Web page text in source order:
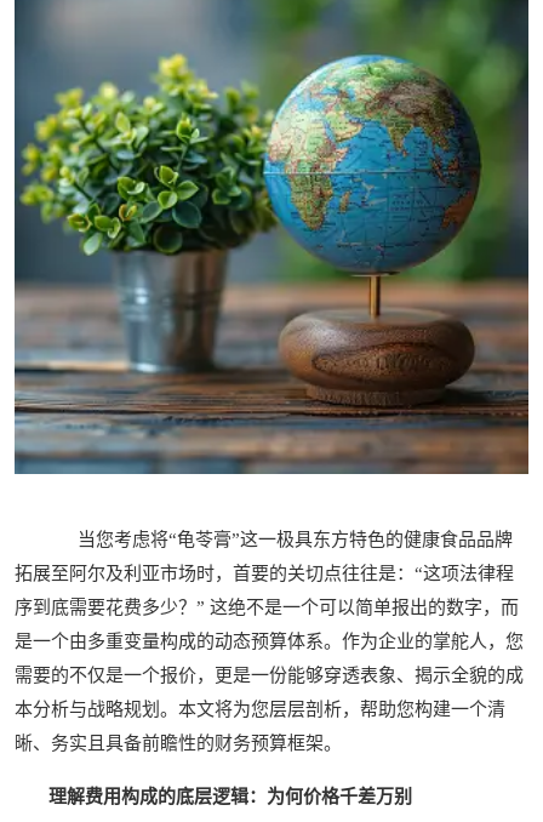
当您考虑将“龟苓膏”这一极具东方特色的健康食品品牌
拓展至阿尔及利亚市场时，首要的关切点往往是：“这项法律程
序到底需要花费多少？” 这绝不是一个可以简单报出的数字，而
是一个由多重变量构成的动态预算体系。作为企业的掌舵人，您
需要的不仅是一个报价，更是一份能够穿透表象、揭示全貌的成
本分析与战略规划。本文将为您层层剖析，帮助您构建一个清
晰、务实且具备前瞻性的财务预算框架。
理解费用构成的底层逻辑：为何价格千差万别